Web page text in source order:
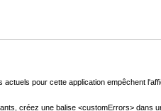
pour cette application empêchent
créez une balise <customErrors>